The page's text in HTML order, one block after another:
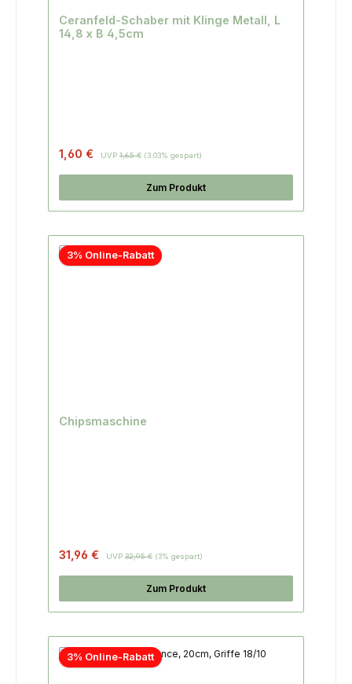
Ceranfeld-Schaber mit Klinge Metall, L
14,8 x B 4,5cm
1,60 € UVP 1,65 € (3.03% gespart)
Zum Produkt
3% Online-Rabatt
Chipsmaschine
31,96 € UVP 32,95 € (3% gespart)
Zum Produkt
3% Online-Rabatt